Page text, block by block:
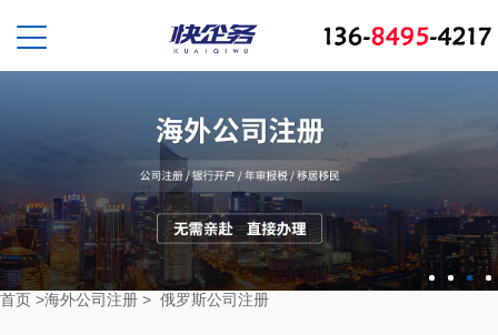
首页 >海外公司注册 > 俄罗斯公司注册